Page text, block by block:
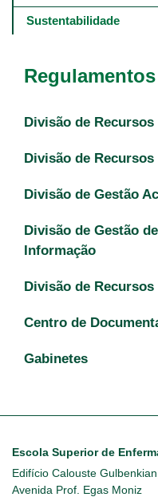
Divisão de
Divisão de Recursos
Divisão de Gestão
Divisão de Gestão
Informação
Divisão de Recursos
Centro de
Gabinetes
Sustentabilidade
Escola Superior de
Edifício Calouste
Avenida Prof. Egas Moniz